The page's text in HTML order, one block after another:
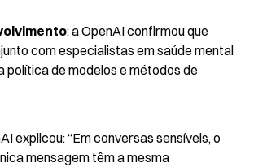
: a OpenAI confirmou que
com especialistas em saúde mental
política de modelos e métodos de
explicou: “Em conversas sensíveis, o
mensagem têm a mesma